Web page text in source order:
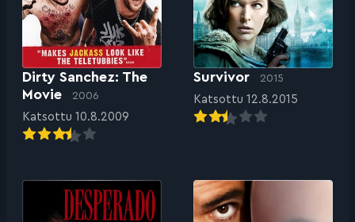
Dirty Sanchez: The
Movie
2006
Katsottu 10.8.2009
Survivor 2015
Katsottu 12.8.2015